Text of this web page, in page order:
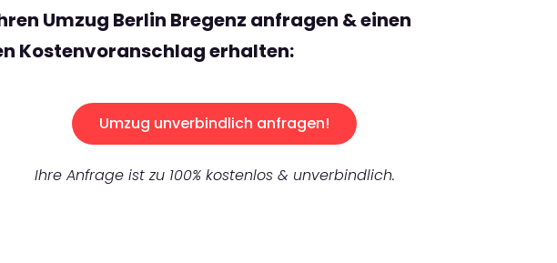
Umzug Berlin Bregenz anfragen & einen
Kostenvoranschlag erhalten:
Umzug unverbindlich anfragen!
Ihre Anfrage ist zu 100% kostenlos & unverbindlich.